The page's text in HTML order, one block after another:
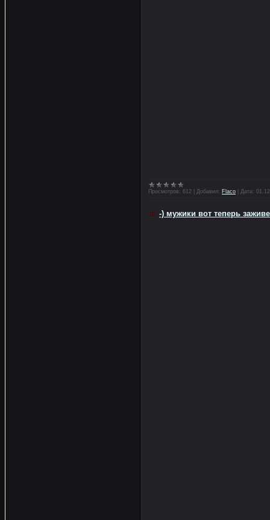
Просмотров: 612 Добавил: Flaco Дата:
-) мужики вот теперь